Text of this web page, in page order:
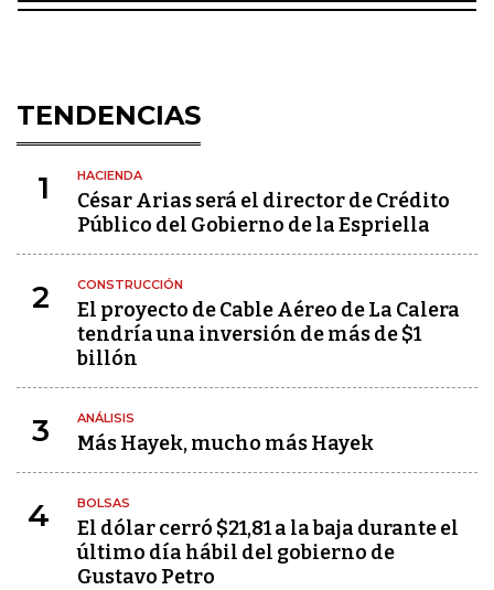
TENDENCIAS
1 HACIENDA
César Arias será el director de Crédito
Público del Gobierno de la Espriella
2 CONSTRUCCIÓN
El proyecto de Cable Aéreo de La Calera
tendría una inversión de más de $1
billón
3 ANÁLISIS
Más Hayek, mucho más Hayek
4 BOLSAS
El dólar cerró $21,81 a la baja durante el
último día hábil del gobierno de
Gustavo Petro